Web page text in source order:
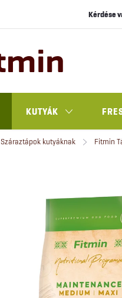
Kérdése
KUTYÁK
Száraztápok kutyáknak Fitmin